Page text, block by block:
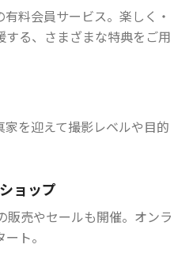
料会員サービス。楽しく・
る、さまざまな特典をご用
を迎えて撮影レベルや目的
ョップ
販売やセールも開催。オンラ
ト。